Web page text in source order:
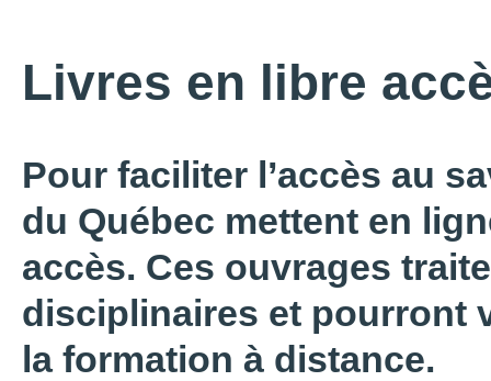
Livres en libre
Pour faciliter l’accès au
du Québec mettent en
accès. Ces ouvrages
disciplinaires et pourront
la formation à distance.